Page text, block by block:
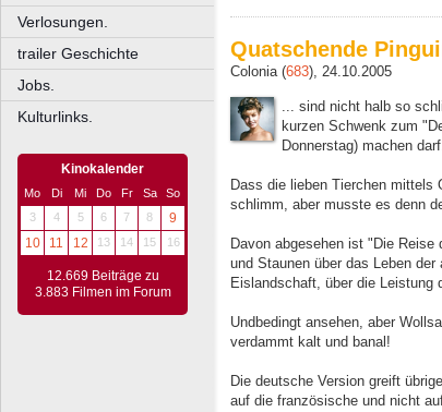
Verlosungen.
trailer Geschichte
Jobs.
Kulturlinks.
Kinokalender
Mo Di Mi Do Fr Sa
So
3
4 5 6 7 8
9
10
11 12 13 14 15 16
12.669 Beiträge zu
3.883 Filmen im Forum
Quatschende
Colonia (683), 24.10.2005
... sind nicht halb so
kurzen Schwenk zum
Donnerstag) machen darf.
Dass die lieben Tierchen
schlimm, aber musste es denn
Davon abgesehen ist "Die
und Staunen über das Leben
Eislandschaft, über die Leistung
Undbedingt ansehen, aber
verdammt kalt und banal!
Die deutsche Version greift
auf die französische und nicht